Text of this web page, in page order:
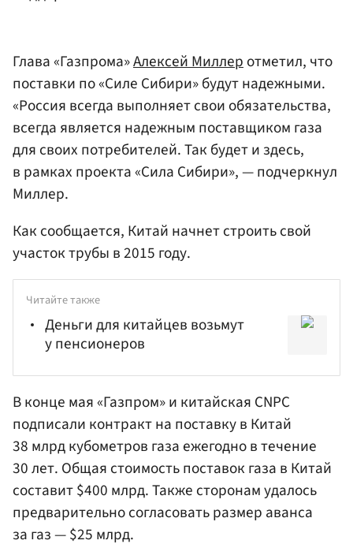
Глава «Газпрома»Алексей Миллеротметил, что
поставки по «Силе Сибири» будут надежными.
«Россия всегда выполняет свои обязательства,
всегда является надежным поставщиком газа
для своих потребителей. Так будет и здесь,
в рамках проекта «Сила Сибири», — подчеркнул
Миллер.
Как сообщается, Китай начнет строить свой
участок трубы в 2015 году.
Читайте также
Деньги для китайцев возьмут
у пенсионеров
В конце мая «Газпром» и китайская CNPC
подписали контракт на поставку в Китай
38 млрд кубометров газа ежегодно в течение
30 лет. Общая стоимость поставок газа в Китай
составит $400 млрд. Также сторонам удалось
предварительно согласовать размер аванса
за газ — $25 млрд.